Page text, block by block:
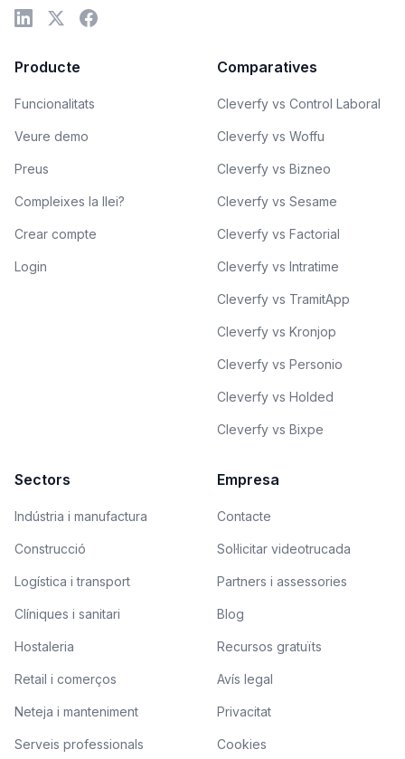
Producte
Funcionalitats
Veure demo
Preus
Compleixes la llei?
Crear compte
Login
Comparatives
Cleverfy vs Control Laboral
Cleverfy vs Woffu
Cleverfy vs Bizneo
Cleverfy vs Sesame
Cleverfy vs Factorial
Cleverfy vs Intratime
Cleverfy vs TramitApp
Cleverfy vs Kronjop
Cleverfy vs Personio
Cleverfy vs Holded
Cleverfy vs Bixpe
Sectors
Indústria i manufactura
Construcció
Logística i transport
Clíniques i sanitari
Hostaleria
Retail i comerços
Neteja i manteniment
Serveis professionals
Empresa
Contacte
Sol·licitar videotrucada
Partners i assessories
Blog
Recursos gratuïts
Avís legal
Privacitat
Cookies